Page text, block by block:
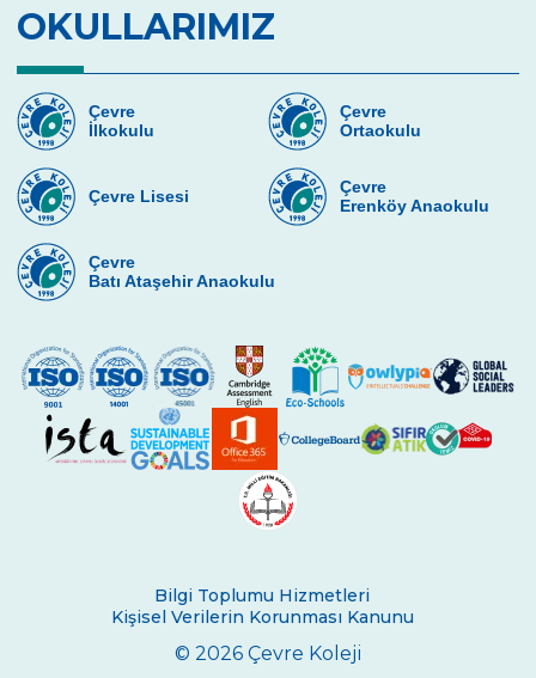
“Adventurs of the Petersons” Adlı Oyun
Minik Basketbolcuların Başarısı
Yıldız Erkek Yüzme Takımımız İl Birincisi
Eko Tim Öğrencileri Atık Pil Peşinde
Çevre Ortaokulu 1. Dönem Kapanış Ödül
Töreni
Eğitimde Zamansız Mekanlar
3. Sınıfların Tükoder Söyleşisi
İngilizce Şarkı Yarışması
“Geleceğin Mühendisleri” Projesi
Projesinde
Özel Çevre İlkokulu ve Ortaokulu
Matematik Olimpiyatları
OKULLARIMIZ
Çevre
İlkokulu
Çevre
Ortaokulu
Çevre Lisesi
Çevre
Erenköy Anaokulu
Çevre
Batı Ataşehir Anaokulu
Bilgi Toplumu Hizmetleri
Kişisel Verilerin Korunması Kanunu
© 2026 Çevre Koleji